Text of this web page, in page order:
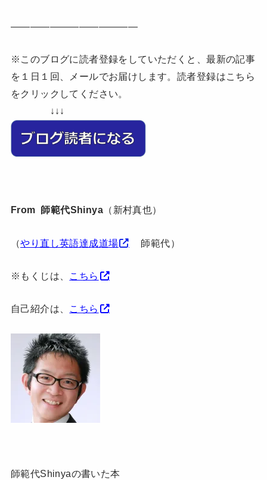
—————————————
※このブログに読者登録をしていただくと、最新の記事
を１日１回、メールでお届けします。読者登録はこちら
をクリックしてください。
↓↓↓
From 師範代Shinya （新村真也）
（やり直し英語達成道場 師範代）
※もくじは、 こちら
自己紹介は、 こちら
師範代Shinyaの書いた本